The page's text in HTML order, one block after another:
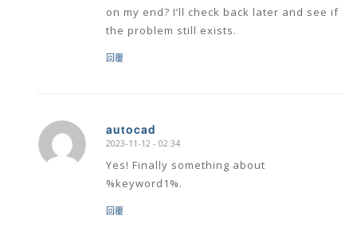
on my end? I’ll check back later and see if
the problem still exists.
回覆
autocad
says:
2023-11-12 - 02:34
Yes! Finally something about
%keyword1%.
回覆